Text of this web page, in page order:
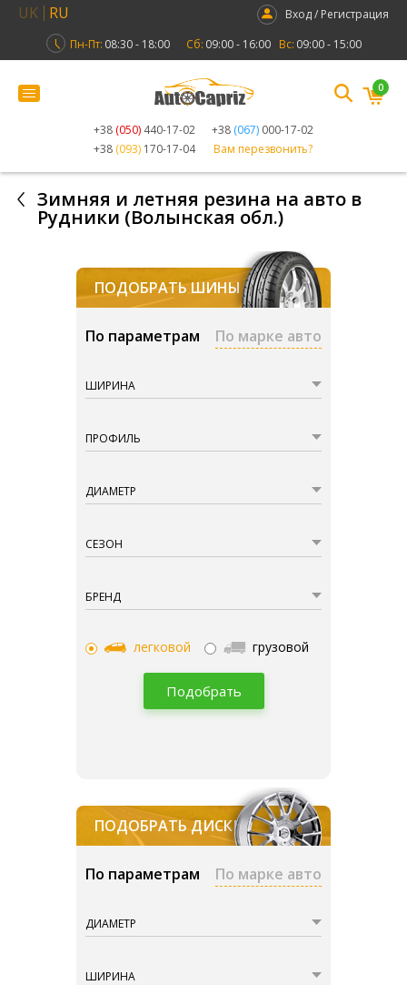
UK RU
Вход / Регистрация
Пн-Пт: 08:30 - 18:00 Сб: 09:00 - 16:00 Вс: 09:00 - 15:00
+38 (050) 440-17-02 +38 (067) 000-17-02
+38 (093) 170-17-04 Вам перезвонить?
0
Зимняя и летняя резина на авто в
Рудники (Волынская обл.)
ПОДОБРАТЬ ШИНЫ
По параметрам По марке авто
ШИРИНА
ПРОФИЛЬ
ДИАМЕТР
СЕЗОН
БРЕНД
легковой грузовой
Подобрать
ПОДОБРАТЬ ДИСКИ
По параметрам По марке авто
ДИАМЕТР
ШИРИНА